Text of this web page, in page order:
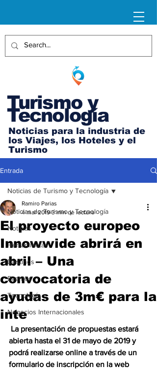
Turismo y
Tecnología
Noticias para la industria de
los Viajes, los Hoteles y el
Turismo
Entrada
Noticias de Turismo y Tecnología
Noticias
Herramientas
Destinos
Eventos
Tecnología
Negocios Internacionales
Noticias de Turismo y Tecnología
El proyecto europeo
Innowwide abrirá en
abril – Una
convocatoria de
ayudas de 3m€ para la
inte
Ramiro Parias
4 mar 2019 3 min de lectura
abierta hasta el 31 de mayo de 2019 y
podrá realizarse online a través de un
formulario de inscripción en la web